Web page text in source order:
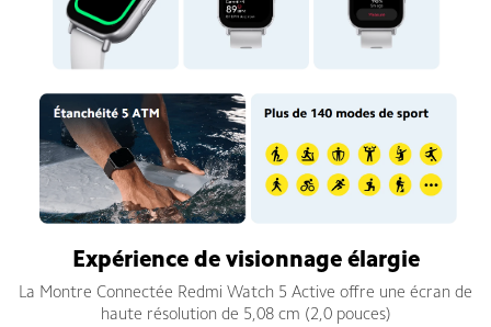
Expérience de visionnage élargie
La Montre Connectée Redmi Watch 5 Active offre une écran de
haute résolution de 5,08 cm (2,0 pouces)